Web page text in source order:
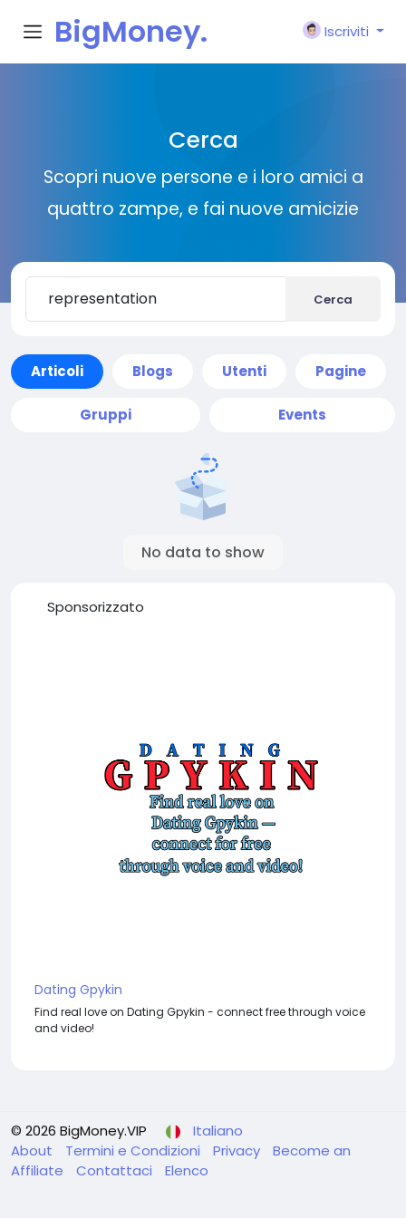
BigMoney.
Iscriviti
Cerca
Scopri nuove persone e i loro amici a
quattro zampe, e fai nuove amicizie
Cerca
Articoli Blogs Utenti Pagine
Gruppi Events
No data to show
Sponsorizzato
Dating Gpykin
Find real love on Dating Gpykin - connect free through voice
and video!
© 2026 BigMoney.VIP
Italiano
About
Termini e Condizioni Privacy
Become an
Affiliate
Contattaci Elenco